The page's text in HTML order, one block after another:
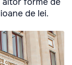
de lei.